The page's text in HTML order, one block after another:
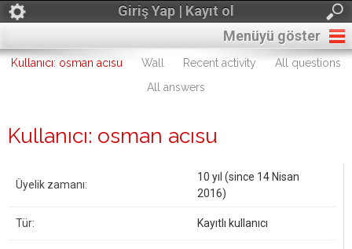
Giriş Yap | Kayıt ol
Menüyü göster
Kullanıcı: osman acısu Wall Recent activity
All questions
All answers
Kullanıcı: osman acısu
Üyelik zamanı:
10 yıl (since 14 Nisan
2016)
Tür: Kayıtlı kullanıcı